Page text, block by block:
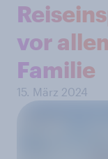
vor
Familie
15. März 2024